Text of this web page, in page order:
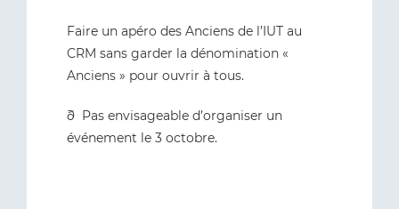
Faire un apéro des Anciens de l’IUT au
CRM sans garder la dénomination «
Anciens » pour ouvrir à tous.
ð Pas envisageable d’organiser un
événement le 3 octobre.